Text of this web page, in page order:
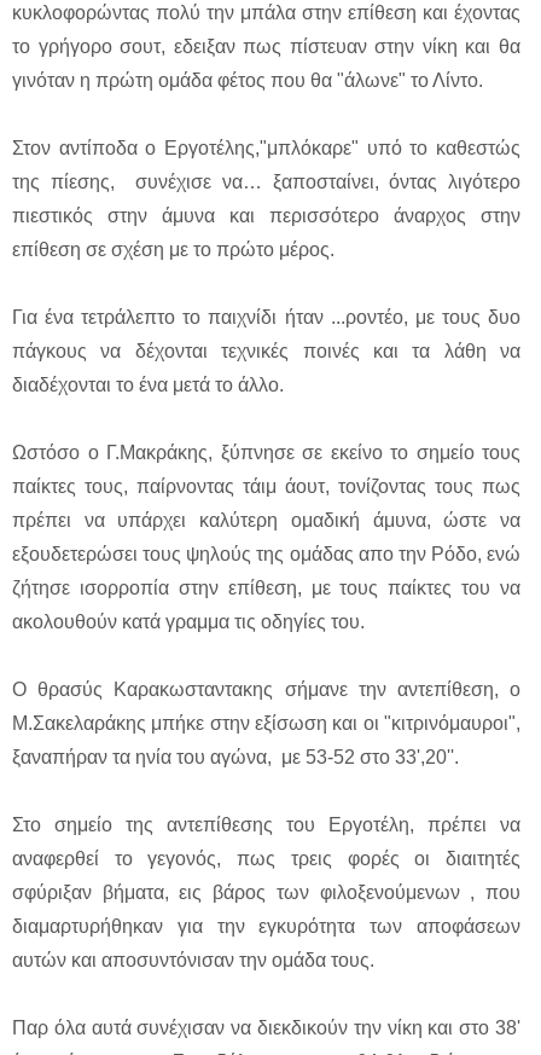
κυκλοφορώντας πολύ την μπάλα στην επίθεση και έχοντας
το γρήγορο σουτ, εδειξαν πως πίστευαν στην νίκη και θα
γινόταν η πρώτη ομάδα φέτος που θα "άλωνε" το Λίντο.
Στον αντίποδα ο Εργοτέλης,"μπλόκαρε" υπό το καθεστώς
της πίεσης, συνέχισε να… ξαποσταίνει, όντας λιγότερο
πιεστικός στην άμυνα και περισσότερο άναρχος στην
επίθεση σε σχέση με το πρώτο μέρος.
Για ένα τετράλεπτο το παιχνίδι ήταν ...ροντέο, με τους δυο
πάγκους να δέχονται τεχνικές ποινές και τα λάθη να
διαδέχονται το ένα μετά το άλλο.
Ωστόσο ο Γ.Μακράκης, ξύπνησε σε εκείνο το σημείο τους
παίκτες τους, παίρνοντας τάιμ άουτ, τονίζοντας τους πως
πρέπει να υπάρχει καλύτερη ομαδική άμυνα, ώστε να
εξουδετερώσει τους ψηλούς της ομάδας απο την Ρόδο, ενώ
ζήτησε ισορροπία στην επίθεση, με τους παίκτες του να
ακολουθούν κατά γραμμα τις οδηγίες του.
Ο θρασύς Καρακωσταντακης σήμανε την αντεπίθεση, ο
Μ.Σακελαράκης μπήκε στην εξίσωση και οι "κιτρινόμαυροι",
ξαναπήραν τα ηνία του αγώνα, με 53-52 στο 33',20''.
Στο σημείο της αντεπίθεσης του Εργοτέλη, πρέπει να
αναφερθεί το γεγονός, πως τρεις φορές οι διαιτητές
σφύριξαν βήματα, εις βάρος των φιλοξενούμενων , που
διαμαρτυρήθηκαν για την εγκυρότητα των αποφάσεων
αυτών και αποσυντόνισαν την ομάδα τους.
Παρ όλα αυτά συνέχισαν να διεκδικούν την νίκη και στο 38'